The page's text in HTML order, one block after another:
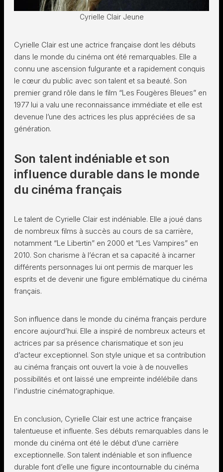
Cyrielle Clair Jeune
Cyrielle Clair est une actrice française dont les débuts
dans le monde du cinéma ont été remarquables. Elle a
connu une ascension fulgurante et a rapidement conquis
le cœur du public avec son talent et sa beauté. Son
premier grand rôle dans le film “Les Fougères Bleues” en
1977 lui a valu une reconnaissance immédiate et elle est
devenue l’une des actrices les plus appréciées de sa
génération.
Son talent indéniable et son
influence durable dans le monde
du cinéma français
Le talent de Cyrielle Clair est indéniable. Elle a joué dans
de nombreux films à succès au cours de sa carrière,
notamment “Le Libertin” en 2000 et “Les Vampires” en
2010. Son charisme à l’écran et sa capacité à incarner
différents personnages lui ont permis de marquer les
esprits et de devenir une figure emblématique du cinéma
français.
Son influence dans le monde du cinéma français perdure
encore aujourd’hui. Elle a inspiré de nombreux acteurs et
actrices par sa présence charismatique et son jeu
d’acteur exceptionnel. Son style unique et sa contribution
au cinéma français ont ouvert la voie à de nouvelles
possibilités et ont laissé une empreinte indélébile dans
l’industrie cinématographique.
En conclusion, Cyrielle Clair est une actrice française
talentueuse et influente. Ses débuts remarquables dans le
monde du cinéma ont été le début d’une carrière
exceptionnelle. Son talent indéniable et son influence
durable font d’elle une figure incontournable du cinéma